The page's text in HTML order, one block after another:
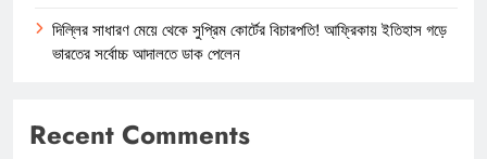
দিল্লির সাধারণ মেয়ে থেকে সুপ্রিম কোর্টের বিচারপতি! আফ্রিকায় ইতিহাস গড়ে
ভারতের সর্বোচ্চ আদালতে ডাক পেলেন
Recent Comments